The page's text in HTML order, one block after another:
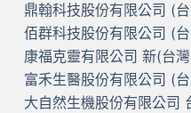
鼎翰科技股份有限公司 (
佰群科技股份有限公司 (
康福克靈有限公司 新(台
富禾生醫股份有限公司 (
大自然生機股份有限公司